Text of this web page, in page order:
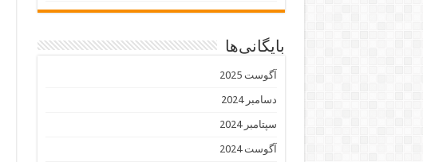
بایگانی‌ها
آگوست 2025
دسامبر 2024
سپتامبر 2024
آگوست 2024